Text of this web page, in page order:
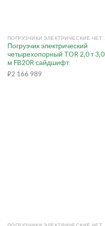
Погрузчик электрический
четырехопорный TOR 2,0 т 3,0
м FB20R сайдшифт
₽2 166 989